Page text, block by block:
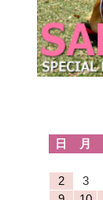
日
月
2
3